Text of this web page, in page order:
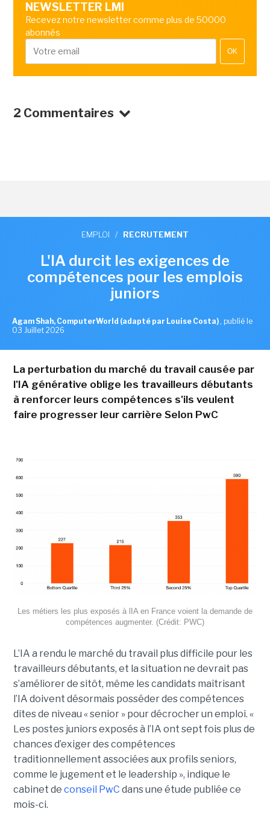
NEWSLETTER LMI
Recevez notre newsletter comme plus de 50000
abonnés
OK
2 Commentaires
EMPLOI / RECRUTEMENT
L'IA durcit les exigences de
compétences pour les emplois
juniors
Agam Shah, ComputerWorld (adapté par Louise Costa) , publié le
03 Juillet 2026
La perturbation du marché du travail causée par
l'IA générative oblige les travailleurs débutants
à renforcer leurs compétences s'ils veulent
faire progresser leur carrière Selon PwC
Les métiers les plus exposés à lIA en France voient la demande de
compétences augmenter. (Crédit: PWC)
L’IA a rendu le marché du travail plus difficile pour les
travailleurs débutants, et la situation ne devrait pas
s’améliorer de sitôt, même les candidats maîtrisant
l’IA doivent désormais posséder des compétences
dites de niveau « senior » pour décrocher un emploi. «
Les postes juniors exposés à l’IA ont sept fois plus de
chances d’exiger des compétences
traditionnellement associées aux profils seniors,
comme le jugement et le leadership », indique le
cabinet de conseil PwC dans une étude publiée ce
mois-ci.